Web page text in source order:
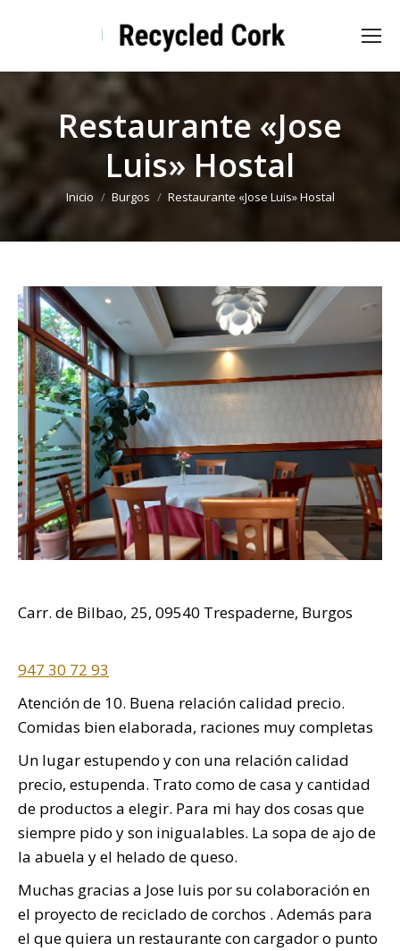
Restaurante «Jose
Luis» Hostal
Estás aquí:
Inicio Burgos Restaurante «Jose Luis» Hostal
Carr. de Bilbao, 25, 09540 Trespaderne, Burgos
947 30 72 93
Atención de 10. Buena relación calidad precio.
Comidas bien elaborada, raciones muy completas
Un lugar estupendo y con una relación calidad
precio, estupenda. Trato como de casa y cantidad
de productos a elegir. Para mi hay dos cosas que
siempre pido y son inigualables. La sopa de ajo de
la abuela y el helado de queso.
Muchas gracias a Jose luis por su colaboración en
el proyecto de reciclado de corchos . Además para
el que quiera un restaurante con cargador o punto